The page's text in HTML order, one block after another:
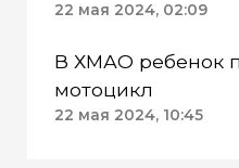
население
22 мая 2024, 02:09
В ХМАО ребенок
мотоцикл
22 мая 2024, 10:45